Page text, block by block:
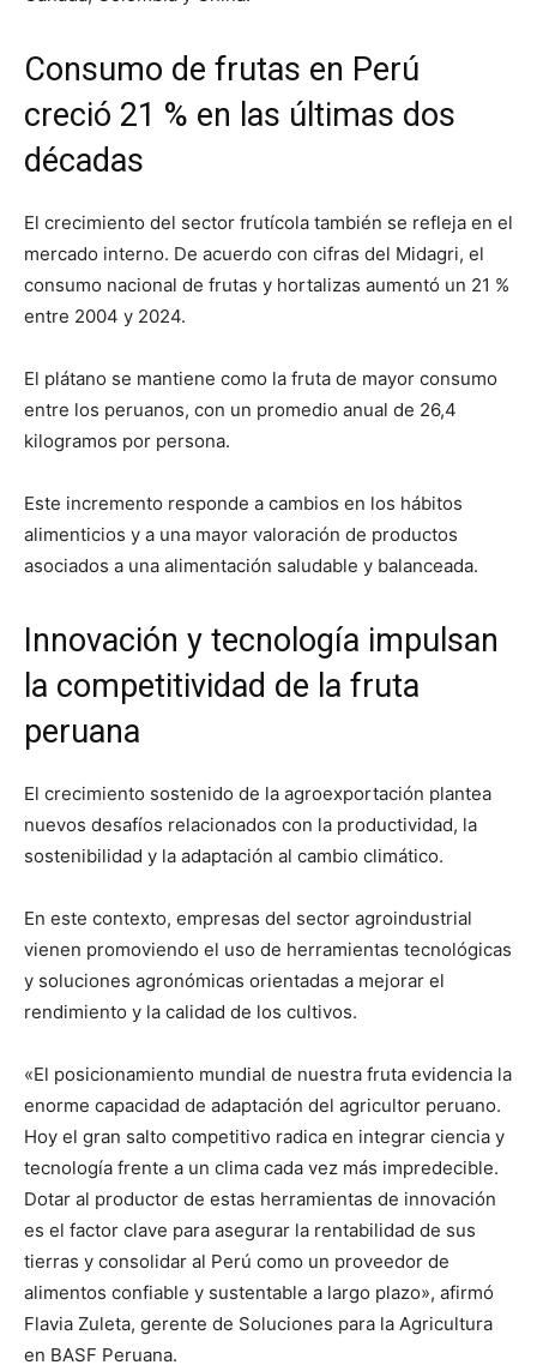
Consumo de frutas en Perú
creció 21 % en las últimas dos
décadas
El crecimiento del sector frutícola también se refleja en el
mercado interno. De acuerdo con cifras del Midagri, el
consumo nacional de frutas y hortalizas aumentó un 21 %
entre 2004 y 2024.
El plátano se mantiene como la fruta de mayor consumo
entre los peruanos, con un promedio anual de 26,4
kilogramos por persona.
Este incremento responde a cambios en los hábitos
alimenticios y a una mayor valoración de productos
asociados a una alimentación saludable y balanceada.
Innovación y tecnología impulsan
la competitividad de la fruta
peruana
El crecimiento sostenido de la agroexportación plantea
nuevos desafíos relacionados con la productividad, la
sostenibilidad y la adaptación al cambio climático.
En este contexto, empresas del sector agroindustrial
vienen promoviendo el uso de herramientas tecnológicas
y soluciones agronómicas orientadas a mejorar el
rendimiento y la calidad de los cultivos.
«El posicionamiento mundial de nuestra fruta evidencia la
enorme capacidad de adaptación del agricultor peruano.
Hoy el gran salto competitivo radica en integrar ciencia y
tecnología frente a un clima cada vez más impredecible.
Dotar al productor de estas herramientas de innovación
es el factor clave para asegurar la rentabilidad de sus
tierras y consolidar al Perú como un proveedor de
alimentos confiable y sustentable a largo plazo», afirmó
Flavia Zuleta, gerente de Soluciones para la Agricultura
en BASF Peruana.